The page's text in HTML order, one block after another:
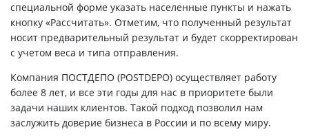
специальной форме указать населенные пункты и нажать
кнопку «Рассчитать». Отметим, что полученный результат
носит предварительный результат и будет скорректирован
с учетом веса и типа отправления.
Компания ПОСТДЕПО (POSTDEPO) осуществляет работу
более 8 лет, и все эти годы для нас в приоритете были
задачи наших клиентов. Такой подход позволил нам
заслужить доверие бизнеса в России и по всему миру.